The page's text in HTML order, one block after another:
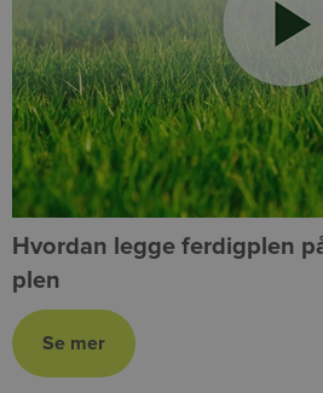
Hvordan legge ferdigplen
plen